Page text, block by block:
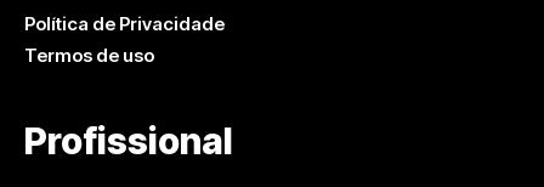
Política de Privacidade
Termos de uso
Profissional